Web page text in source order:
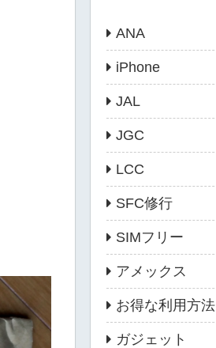
ANA
iPhone
JAL
JGC
LCC
SFC修行
SIMフリー
アメックス
お得な利用方法
ガジェット